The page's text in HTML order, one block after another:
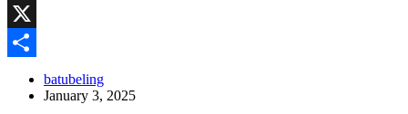
Reddit
X
batubeling
January 3, 2025